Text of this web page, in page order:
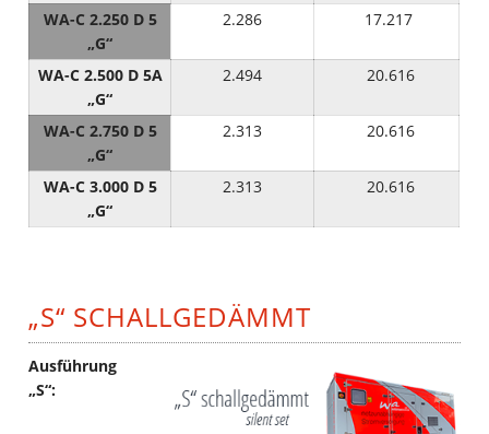
WA-C 2.250 D 5
„G“
2.286 17.217
WA-C 2.500 D 5A
„G“
2.494 20.616
WA-C 2.750 D 5
„G“
2.313 20.616
WA-C 3.000 D 5
„G“
2.313 20.616
„S“ SCHALLGEDÄMMT
Ausführung
„S“: